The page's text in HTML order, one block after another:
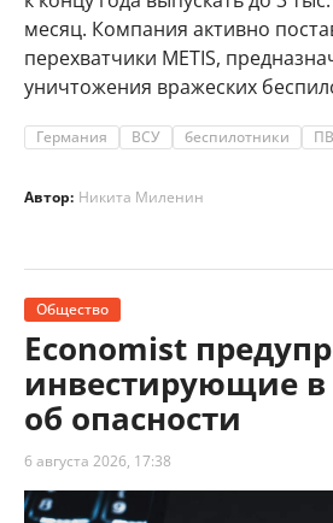
месяц. Компания активно
перехватчики METIS,
уничтожения вражеских
Германия ВСУ беспилотники
Автор: Никита Миленин
Общество
Economist
инвестирующие
об опасности
6 августа 2026, 17:38